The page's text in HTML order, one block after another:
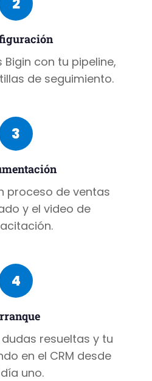
Bigin con tu pipeline,
de seguimiento.
3
proceso de ventas
y el video de
4
dudas resueltas y tu
en el CRM desde
uno.